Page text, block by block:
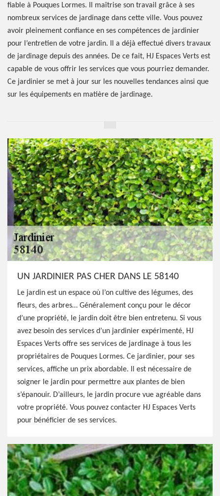
fiable à Pouques Lormes. Il maîtrise son travail grâce à ses
nombreux services de jardinage dans cette ville. Vous pouvez
avoir pleinement confiance en ses compétences de jardinier
pour l’entretien de votre jardin. Il a déjà effectué divers travaux
de jardinage depuis des années. De ce fait, HJ Espaces Verts est
capable de vous offrir les services que vous pourriez demander.
Ce jardinier se met à jour sur les nouvelles tendances ainsi que
sur les équipements en matière de jardinage.
UN JARDINIER PAS CHER DANS LE 58140
Le jardin est un espace où l’on cultive des légumes, des
fleurs, des arbres… Généralement conçu pour le décor
d’une propriété, le jardin doit être bien entretenu. Si vous
avez besoin des services d’un jardinier expérimenté, HJ
Espaces Verts offre ses services de jardinage à tous les
propriétaires de Pouques Lormes. Ce jardinier, pour ses
services, affiche un prix abordable. Il est nécessaire de
soigner le jardin pour permettre aux plantes de bien
s’épanouir. D’ailleurs, le jardin procure vue agréable dans
votre propriété. Vous pouvez contacter HJ Espaces Verts
pour bénéficier de ses services.